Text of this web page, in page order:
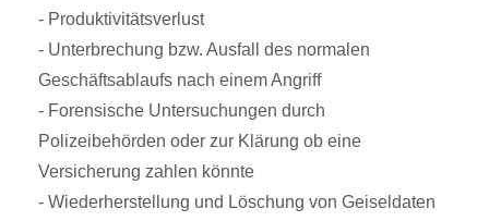
- Produktivitätsverlust
- Unterbrechung bzw. Ausfall des normalen
Geschäftsablaufs nach einem Angriff
- Forensische Untersuchungen durch
Polizeibehörden oder zur Klärung ob eine
Versicherung zahlen könnte
- Wiederherstellung und Löschung von Geiseldaten